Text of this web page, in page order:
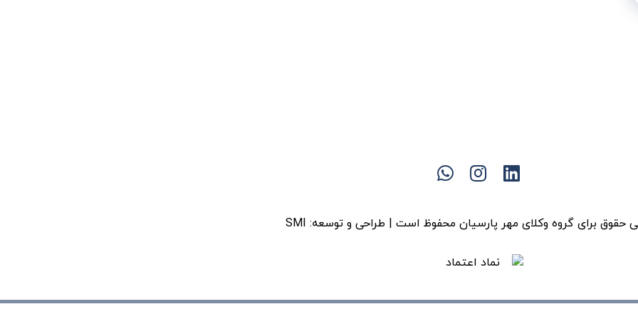
حقوق برای گروه وکلای مهر پارسیان محفوظ است | طراحی و توسعه: SMI